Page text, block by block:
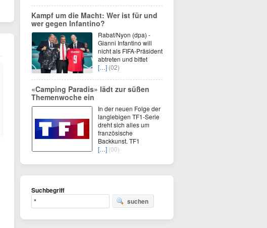
Kampf um die Macht: Wer ist für und
wer gegen Infantino?
Rabat/Nyon (dpa) -
Gianni Infantino will
nicht als FIFA-Präsident
abtreten und bittet
[…] (02)
«Camping Paradis» lädt zur süßen
Themenwoche ein
In der neuen Folge der
langlebigen TF1-Serie
dreht sich alles um
französische
Backkunst. TF1
[…] (00)
Suchbegriff
suchen